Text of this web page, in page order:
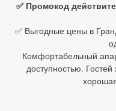
✅ Промокод
✅ Выгодные цены в
Комфортабельный
доступностью.